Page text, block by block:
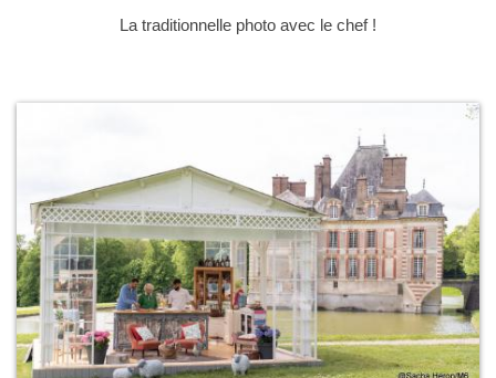
La traditionnelle photo avec le chef !